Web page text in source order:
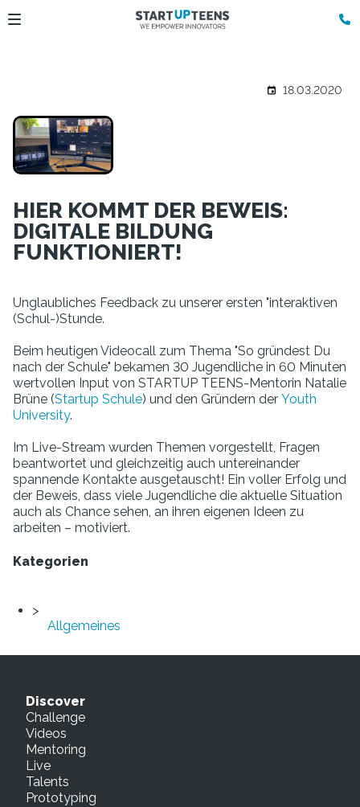
18.03.2020
HIER KOMMT DER BEWEIS:
DIGITALE BILDUNG
FUNKTIONIERT!
Unglaubliches Feedback zu unserer ersten "interaktiven
(Schul-)Stunde.
Beim heutigen Videocall zum Thema "So gründest Du
nach der Schule" bekamen 30 Jugendliche in 60 Minuten
wertvollen Input von STARTUP TEENS-Mentorin Natalie
Brüne (Startup Schule) und den Gründern der Youth
University.
Im Live-Stream wurden Themen vorgestellt, Fragen
beantwortet und gleichzeitig auch untereinander
spannende Kontakte ausgetauscht! Ein voller Erfolg und
der Beweis, dass viele Jugendliche die aktuelle Situation
auch als Chance sehen, an ihren eigenen Ideen zu
arbeiten – motiviert.
Kategorien
Allgemeines
Discover
Challenge
Videos
Mentoring
Live
Talents
Prototyping